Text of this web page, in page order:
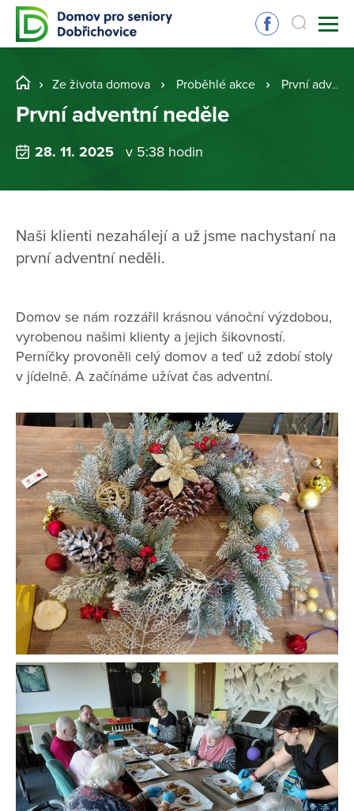
Ze života domova Proběhlé akce První adventní neděle
První adventní neděle
28. 11. 2025 v 5:38 hodin
Naši klienti nezahálejí a už jsme nachystaní na
první adventní neděli.
Domov se nám rozzářil krásnou vánoční výzdobou,
vyrobenou našimi klienty a jejich šikovností.
Perníčky provoněli celý domov a teď už zdobí stoly
v jídelně. A začínáme užívat čas adventní.